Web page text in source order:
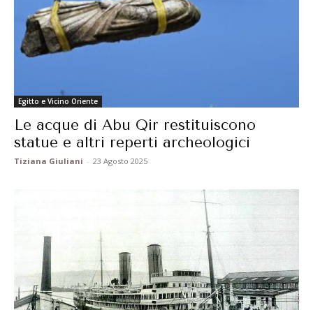
Egitto e Vicino Oriente
Le acque di Abu Qir restituiscono
statue e altri reperti archeologici
Tiziana Giuliani - 23 Agosto 2025